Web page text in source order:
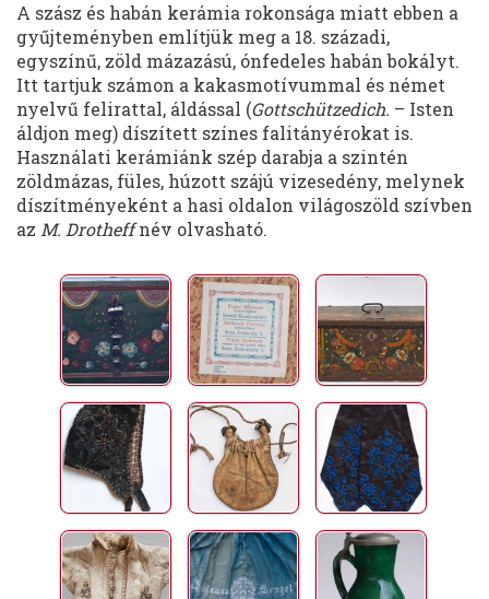
A szász és habán kerámia rokonsága miatt ebben a
gyűjteményben említjük meg a 18. századi,
egyszínű, zöld mázazású, ónfedeles habán bokályt.
Itt tartjuk számon a kakasmotívummal és német
nyelvű felirattal, áldással (Gottschützedich. – Isten
áldjon meg) díszített színes falitányérokat is.
Használati kerámiánk szép darabja a szintén
zöldmázas, füles, húzott szájú vizesedény, melynek
díszítményeként a hasi oldalon világoszöld szívben
az M. Drotheffnév olvasható.